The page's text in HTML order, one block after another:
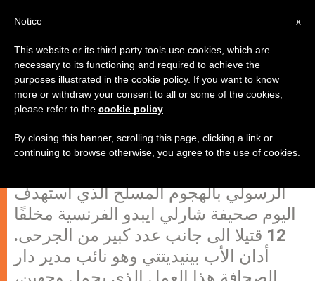
حرية الصحافة نزفت اليوم دمًا في
باريس
الرسولي بالهجوم المسلح الذي استهدف
اليوم صحيفة شارلي ايبدو الفرنسية مخلفًا
12 قتيلا الى جانب عدد كبير من الجرحى.
أدان الأب بينيديتتي وهو نائب مدير دار
x
Notice
This website or its third party tools use cookies, which are
necessary to its functioning and required to achieve the
purposes illustrated in the cookie policy. If you want to know
more or withdraw your consent to all or some of the cookies,
please refer to the cookie policy
By closing this banner, scrolling this page, clicking a link or
continuing to browse otherwise, you agree to the use of cookies.